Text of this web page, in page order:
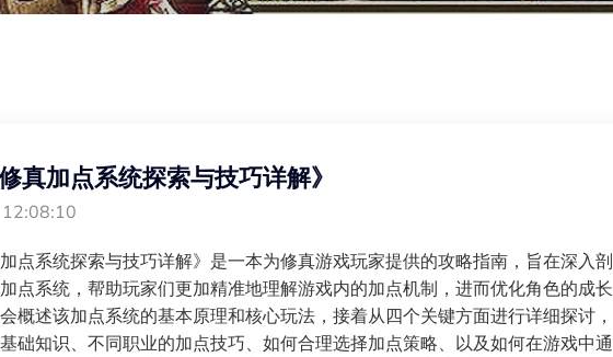
真加点系统探索与技巧详解》
加点系统探索与技巧详解》是一本为修真游戏玩家提供的攻略指南，旨在深入剖
点系统，帮助玩家们更加精准地理解游戏内的加点机制，进而优化角色的成长
概述该加点系统的基本原理和核心玩法，接着从四个关键方面进行详细探讨，
础知识、不同职业的加点技巧、如何合理选择加点策略、以及如何在游戏中通